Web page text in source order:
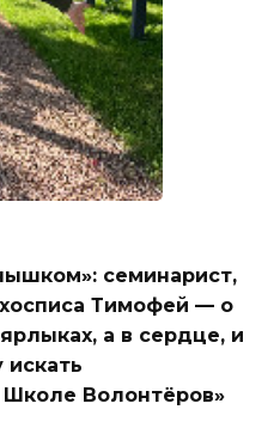
семинарист,
Тимофей — о
а в сердце, и
Волонтёров»